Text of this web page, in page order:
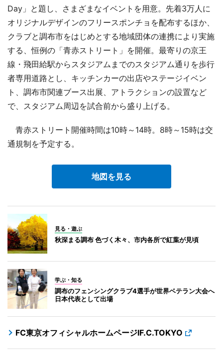
Day」と題し、さまざまなイベントを用意。先着3万人に
オリジナルデザインのフリースポンチョを配布するほか、
クラブと調布市をはじめとする地域団体の連携により実施
する、恒例の「青赤ストリート」を開催。最寄りの京王
線・飛田給駅からスタジアムまでのスタジアム通りを歩行
者専用道路とし、キッチンカーの出店やステージイベン
ト、調布市関連ブース出展、アトラクションの設置など
で、スタジアム周辺を試合前から盛り上げる。
青赤ストリート開催時間は10時～14時。8時～15時は交
通規制を予定する。
地図を見る
見る・遊ぶ
秋深まる調布 色づく木々、市内各所で紅葉が見頃
学ぶ・知る
調布のフェンシングクラブ4選手が世界ベテラン大会へ
日本代表として出場
FC東京オフィシャルホームページlF.C.TOKYO